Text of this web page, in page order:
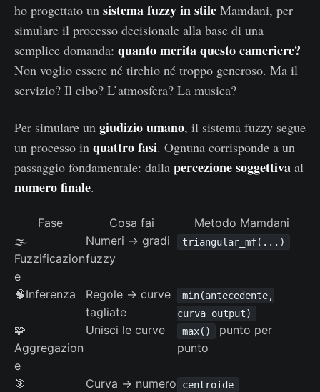
ho progettato un sistema fuzzy in stile Mamdani, per
simulare il processo decisionale alla base di una
semplice domanda: quanto merita questo cameriere?
Non voglio essere né tirchio né troppo generoso. Ma il
servizio? Il cibo? L’atmosfera? La musica?
Per simulare un giudizio umano, il sistema fuzzy segue
un processo in quattro fasi. Ognuna corrisponde a un
passaggio fondamentale: dalla percezione soggettiva al
numero finale.
Fase Cosa fai
Metodo Mamdani
🌫️
Fuzzificazion
e
Numeri → gradi
fuzzy
triangular_mf(...)
🧠Inferenza
Regole → curve
tagliate
min(antecedente,
curva output)
🧩
Aggregazion
e
Unisci le curve max()
punto per
punto
🎯
Curva → numero centroide